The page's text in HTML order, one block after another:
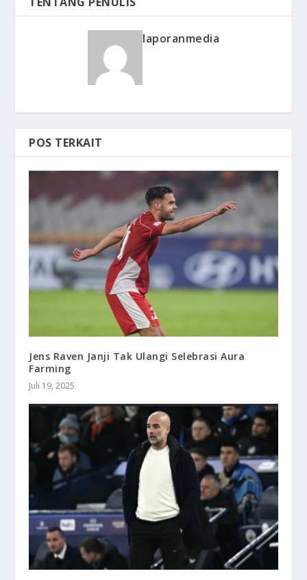
laporanmedia
POS TERKAIT
Jens Raven Janji Tak Ulangi Selebrasi Aura
Farming
Juli 19, 2025